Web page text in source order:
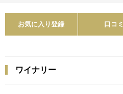
お気に入り登録 口コミ
ワイナリー